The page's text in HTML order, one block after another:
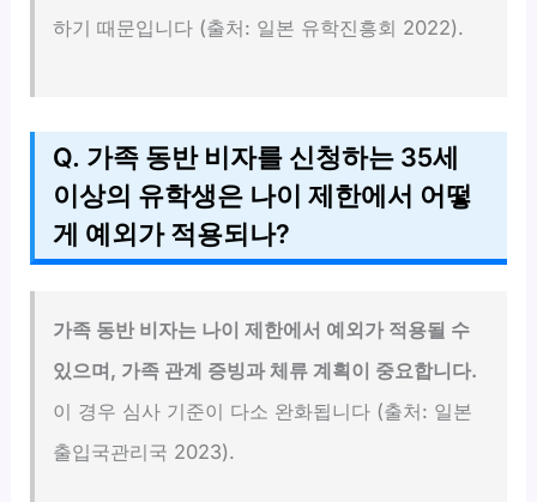
하기 때문입니다 (출처: 일본 유학진흥회 2022).
Q. 가족 동반 비자를 신청하는 35세
이상의 유학생은 나이 제한에서 어떻
게 예외가 적용되나?
가족 동반 비자는 나이 제한에서 예외가 적용될 수
있으며, 가족 관계 증빙과 체류 계획이 중요합니다.
이 경우 심사 기준이 다소 완화됩니다 (출처: 일본
출입국관리국 2023).